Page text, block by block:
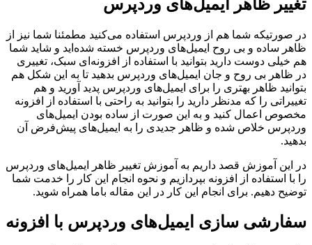
تغییر ظاهر ایمیل‌های وردپرس
در صورتیکه شما هم از وردپرس استفاده می‌کنید مطمئنا شما نیز از
ظاهر ساده و بی روح ایمیل‌های وردپرس خسته شده‌اید و شاید شما
هم خیلی دوست دارید بتوانید با استفاده از افزونه‌‌ای سبک، تغییری
در ظاهر بی روح و جان ایمیل‌های وردپرس بدهید تا به این شکل هم
بتوانید ظاهر بهتری را برای ایمیل‌های وردپرس پدید آورید و هم
تغییراتی را که مدنظر دارید را بتوانید به راحتی با استفاده از افزونه
مخصوص اعمال کنید و به این صورت از ساده بودن ایمیل‌های
وردپرس خلاص شده و ظاهر جدیدی را به ایمیل‌های پیش‌فرض آن
بدهید.
در این آموزش قصد داریم به آموزش تغییر ظاهر ایمیل‌های وردپرس
را با استفاده از افزونه بپردازیم و نحوه انجام این کار را خدمت شما
توضیح دهیم. برای انجام این کار در این مقاله باما همراه شوید.
سفارشی سازی ایمیل‌های وردپرس با افزونه